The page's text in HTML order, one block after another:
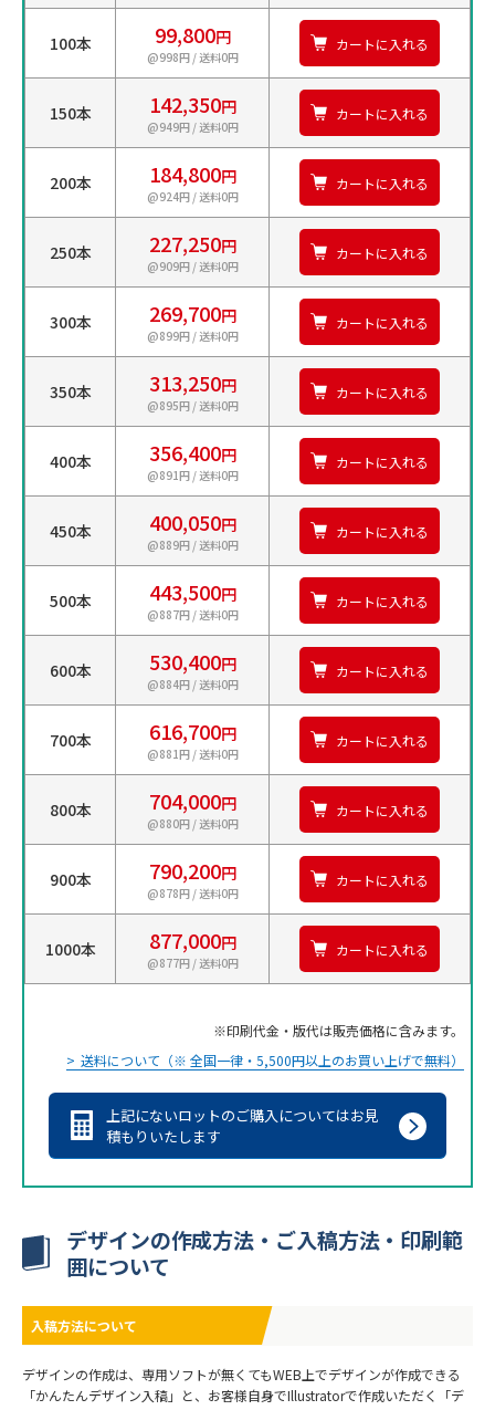
100本 99,800円
@998円 / 送料0円
カートに入れる
150本 142,350円
@949円 / 送料0円
カートに入れる
200本 184,800円
@924円 / 送料0円
カートに入れる
250本 227,250円
@909円 / 送料0円
カートに入れる
300本 269,700円
@899円 / 送料0円
カートに入れる
350本 313,250円
@895円 / 送料0円
カートに入れる
400本 356,400円
@891円 / 送料0円
カートに入れる
450本 400,050円
@889円 / 送料0円
カートに入れる
500本 443,500円
@887円 / 送料0円
カートに入れる
600本 530,400円
@884円 / 送料0円
カートに入れる
700本 616,700円
@881円 / 送料0円
カートに入れる
800本 704,000円
@880円 / 送料0円
カートに入れる
900本 790,200円
@878円 / 送料0円
カートに入れる
1000本 877,000円
@877円 / 送料0円
カートに入れる
印刷代金・版代は販売価格に含みます。
送料について（※ 全国一律・5,500円以上のお買い上げで無料）
上記にないロットのご購入についてはお見
積もりいたします
デザインの作成方法・ご入稿方法・印刷範
囲について
入稿方法について
デザインの作成は、専用ソフトが無くてもWEB上でデザインが作成できる
「かんたんデザイン入稿」と、お客様自身でIllustratorで作成いただく「デ